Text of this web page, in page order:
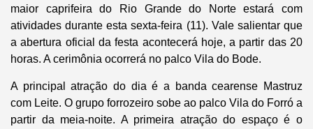
maior caprifeira do Rio Grande do Norte estará com
atividades durante esta sexta-feira (11). Vale salientar que
a abertura oficial da festa acontecerá hoje, a partir das 20
horas. A cerimônia ocorrerá no palco Vila do Bode.
A principal atração do dia é a banda cearense Mastruz
com Leite. O grupo forrozeiro sobe ao palco Vila do Forró a
partir da meia-noite. A primeira atração do espaço é o